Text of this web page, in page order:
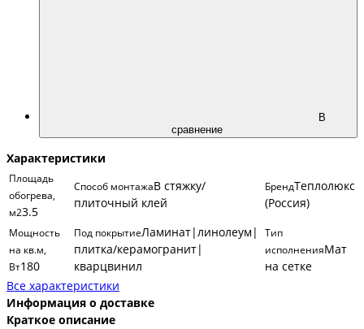
В
сравнение
Характеристики
Площадь
обогрева,
м23.5
Способ монтажаВ стяжку/
плиточный клей
БрендТеплолюкс
(Россия)
Мощность
на кв.м,
Вт180
Под покрытиеЛаминат|линолеум|
плитка/керамогранит|
кварцвинил
Тип
исполненияМат
на сетке
Все характеристики
Информация о доставке
Краткое описание